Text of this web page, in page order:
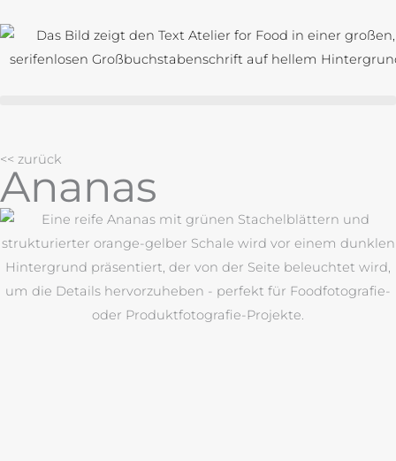
Inhalt
springen
<< zurück
Ananas